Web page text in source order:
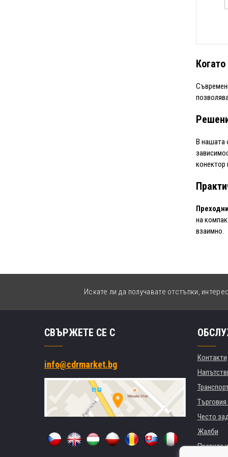
В нашата
конектор
на
взаимно.
Искате ли да получавате отстъпки,
СВЪРЖЕТЕ СЕ С
info@cdrmarket.bg
Контакти
Често
Жалби
Правила